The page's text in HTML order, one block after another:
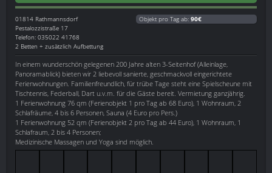
01814 Rathmannsdorf
Pestalozzistraße 17
Telefon: 035022 41768
2 Betten + zusätzlich Aufbettung
Objekt pro Tag ab: 90€
In einem wunderschön gelegenen 200 Jahre alten 3-Seitenhof (Alleinlage,
Panoramablick) bieten wir 2 liebevoll sanierte, geschmackvoll eingerichtete
Ferienwohnungen. Familienfreundlich, für trübe Tage steht eine Spielscheune mit
Tischtennis, Federball, Dart u.v.m. für die Gäste bereit. Vermietung ganzjährig.
1 Ferienwohnung 76 qm (Ferienobjekt 1 pro Tag ab 68 Euro), 1 Wohnraum, 2
Schlafräume, 4 bis 6 Personen, Sauna (4 Euro pro Pers.)
1 Ferienwohnung 52 qm (Ferienobjekt 2 pro Tag ab 44 Euro), 1 Wohnraum, 1
Schlafraum, 2 bis 4 Personen;
Medizinische Massagen und Yoga sind möglich.